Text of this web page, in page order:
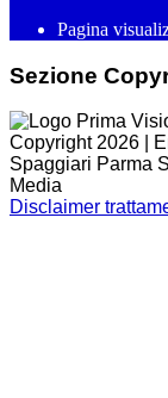
Pagina
Sezione
Copyright 2026 |
Spaggiari Parma
Media
Disclaimer